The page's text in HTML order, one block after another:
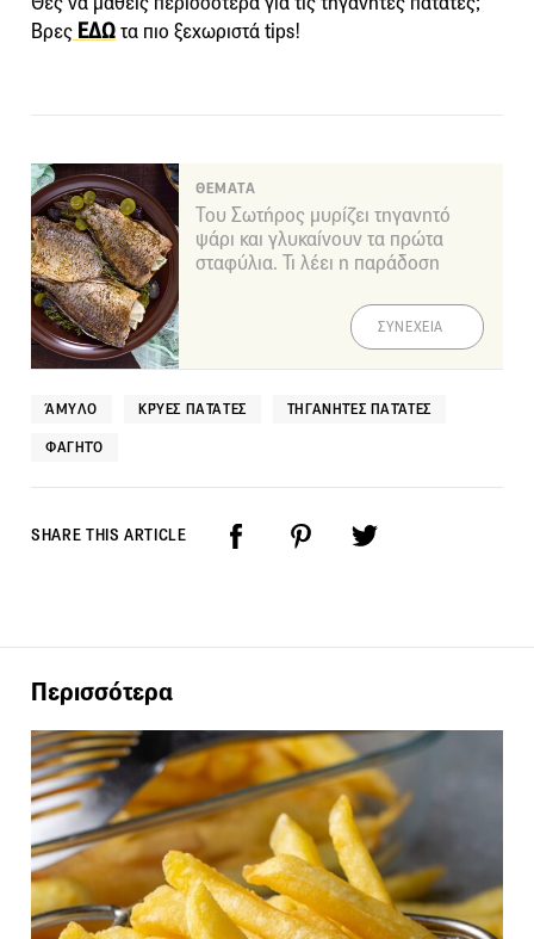
Βρες ΕΔΩτα πιο ξεχωριστά tips!
ΘΕΜΑΤΑ
Του Σωτήρος μυρίζει τηγανητό
ψάρι και γλυκαίνουν τα πρώτα
σταφύλια. Τι λέει η παράδοση
ΣΥΝΕΧΕΙΑ
ΆΜΥΛΟ ΚΡΎΕΣ ΠΑΤΆΤΕΣ ΤΗΓΑΝΗΤΈΣ ΠΑΤΆΤΕΣ
ΦΑΓΗΤΌ
SHARE THIS ARTICLE
Περισσότερα